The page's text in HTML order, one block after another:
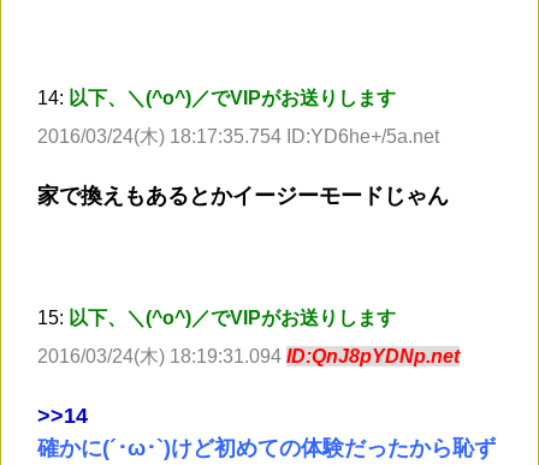
14: 以下、＼(^o^)／でVIPがお送りします
2016/03/24(木) 18:17:35.754 ID:YD6he+/5a.net
家で換えもあるとかイージーモードじゃん
15: 以下、＼(^o^)／でVIPがお送りします
2016/03/24(木) 18:19:31.094 ID:QnJ8pYDNp.net
>>14
確かに(´･ω･`)けど初めての体験だったから恥ず